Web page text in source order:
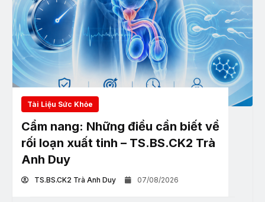
Tài Liệu Sức Khỏe
Cẩm nang: Những điều cần biết về
rối loạn xuất tinh – TS.BS.CK2 Trà
Anh Duy
TS.BS.CK2 Trà Anh Duy 07/08/2026